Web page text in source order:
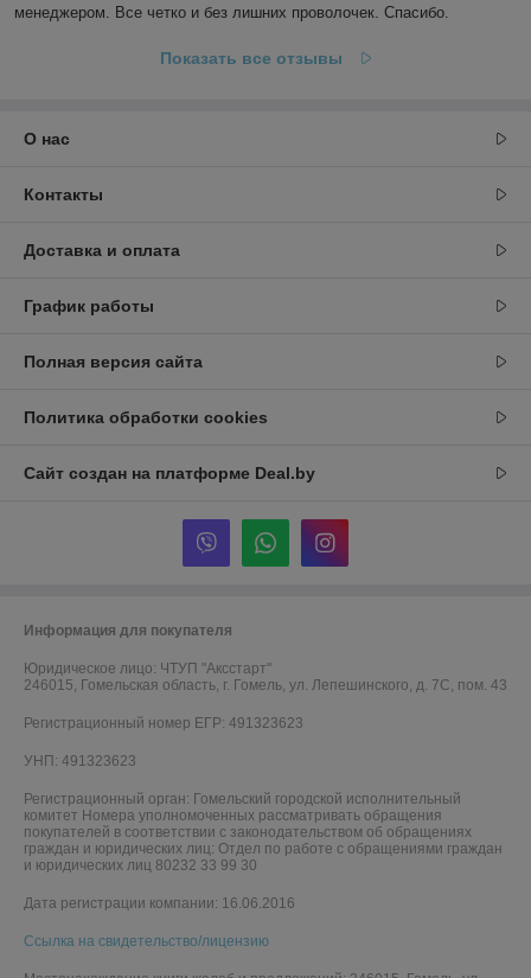
менеджером. Все четко и без лишних проволочек. Спасибо.
Показать все отзывы
О нас
Контакты
Доставка и оплата
График работы
Полная версия сайта
Политика обработки cookies
Сайт создан на платформе Deal.by
Информация для покупателя
Юридическое лицо: ЧТУП "Аксстарт"
246015, Гомельская область, г. Гомель, ул. Лепешинского, д. 7С, пом. 43
Регистрационный номер ЕГР: 491323623
УНП: 491323623
Регистрационный орган: Гомельский городской исполнительный
комитет Номера уполномоченных рассматривать обращения
покупателей в соответствии с законодательством об обращениях
граждан и юридических лиц: Отдел по работе с обращениями граждан
и юридических лиц 80232 33 99 30
Дата регистрации компании: 16.06.2016
Ссылка на свидетельство/лицензию